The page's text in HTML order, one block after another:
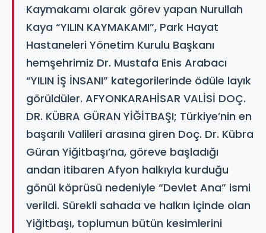
Kaymakamı olarak görev yapan Nurullah
Kaya “YILIN KAYMAKAMI”, Park Hayat
Hastaneleri Yönetim Kurulu Başkanı
hemşehrimiz Dr. Mustafa Enis Arabacı
“YILIN İŞ İNSANI” kategorilerinde ödüle layık
görüldüler. AFYONKARAHİSAR VALİSİ DOÇ.
DR. KÜBRA GÜRAN YİĞİTBAŞI; Türkiye’nin en
başarılı Valileri arasına giren Doç. Dr. Kübra
Güran Yiğitbaşı’na, göreve başladığı
andan itibaren Afyon halkıyla kurduğu
gönül köprüsü nedeniyle “Devlet Ana” ismi
verildi. Sürekli sahada ve halkın içinde olan
Yiğitbaşı, toplumun bütün kesimlerini